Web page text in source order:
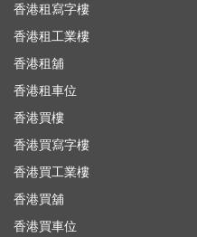
香港租寫字樓
香港租工業樓
香港租舖
香港租車位
香港買樓
香港買寫字樓
香港買工業樓
香港買舖
香港買車位